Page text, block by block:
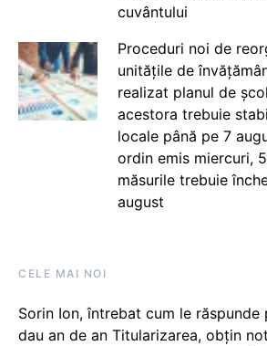
cuvântului
Proceduri noi de
unitățile de
realizat planul de
acestora trebuie
locale până pe 7
ordin emis miercuri,
măsurile trebuie
august
CELE MAI NOI
Sorin Ion, întrebat cum le
dau an de an Titularizarea, obțin